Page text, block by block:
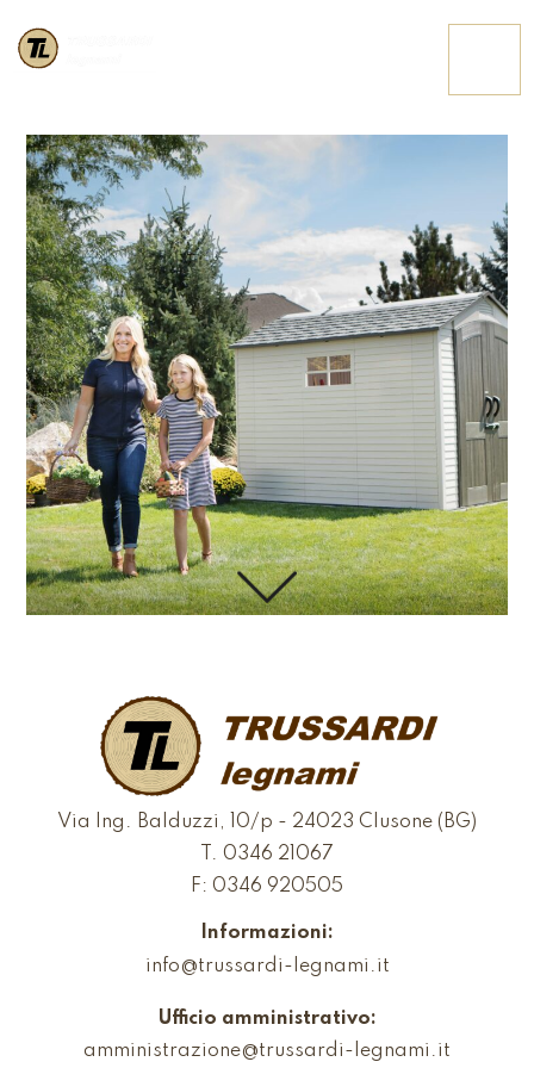
Via Ing. Balduzzi, 10/p - 24023 Clusone (BG)
T. 0346 21067
F: 0346 920505
Informazioni:
info@trussardi-legnami.it
Ufficio amministrativo:
amministrazione@trussardi-legnami.it